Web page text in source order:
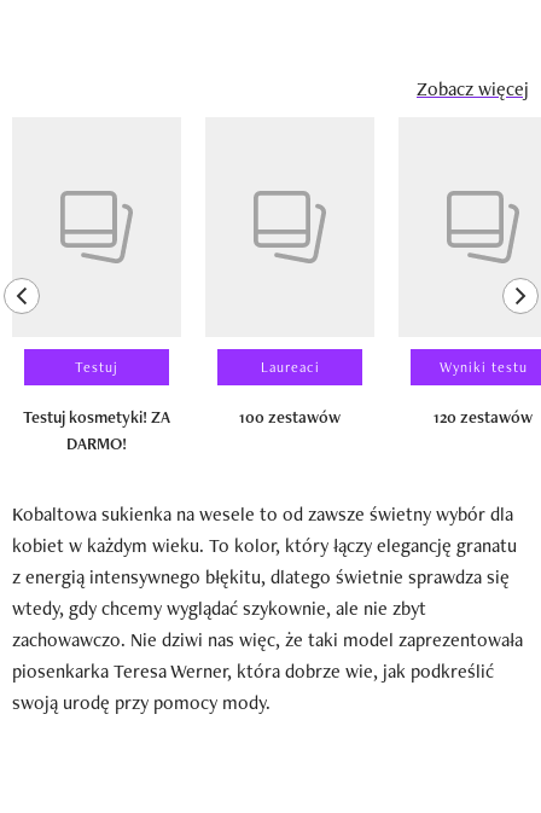
Zobacz więcej
previous element
Testuj
Testuj kosmetyki! ZA
DARMO!
Laureaci
100 zestawów
Wyniki testu
120 zestawów
Kobaltowa sukienka na wesele to od zawsze świetny wybór dla
kobiet w każdym wieku. To kolor, który łączy elegancję granatu
z energią intensywnego błękitu, dlatego świetnie sprawdza się
wtedy, gdy chcemy wyglądać szykownie, ale nie zbyt
zachowawczo. Nie dziwi nas więc, że taki model zaprezentowała
piosenkarka Teresa Werner, która dobrze wie, jak podkreślić
swoją urodę przy pomocy mody.